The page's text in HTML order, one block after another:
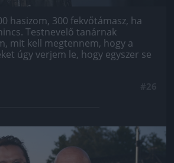
hasizom, 300 fekvőtámasz, ha
Testnevelő tanárnak
mit kell megtennem, hogy a
úgy verjem le, hogy egyszer se
Jön még kép!